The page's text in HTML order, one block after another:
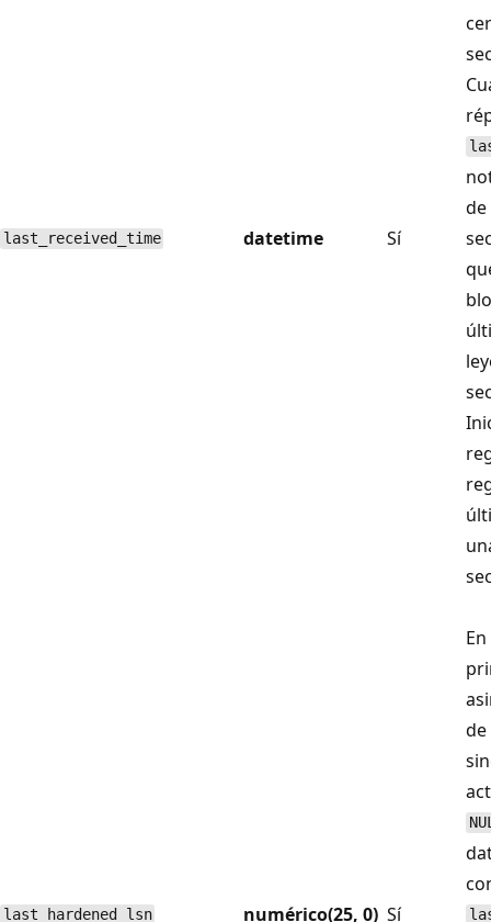
last_received_time datetime Sí
de
last_hardened_lsn numérico(25, 0) Sí